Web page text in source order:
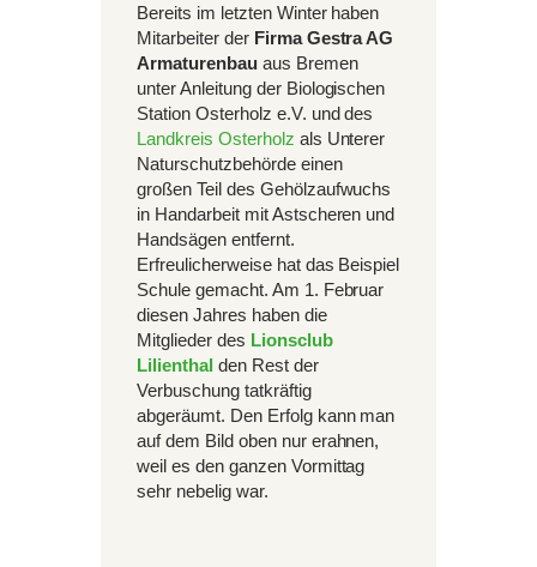
Bereits im letzten Winter haben
Mitarbeiter der Firma Gestra AG
Armaturenbau aus Bremen
unter Anleitung der Biologischen
Station Osterholz e.V. und des
Landkreis Osterholz als Unterer
Naturschutzbehörde einen
großen Teil des Gehölzaufwuchs
in Handarbeit mit Astscheren und
Handsägen entfernt.
Erfreulicherweise hat das Beispiel
Schule gemacht. Am 1. Februar
diesen Jahres haben die
Mitglieder des Lionsclub
Lilienthal den Rest der
Verbuschung tatkräftig
abgeräumt. Den Erfolg kann man
auf dem Bild oben nur erahnen,
weil es den ganzen Vormittag
sehr nebelig war.